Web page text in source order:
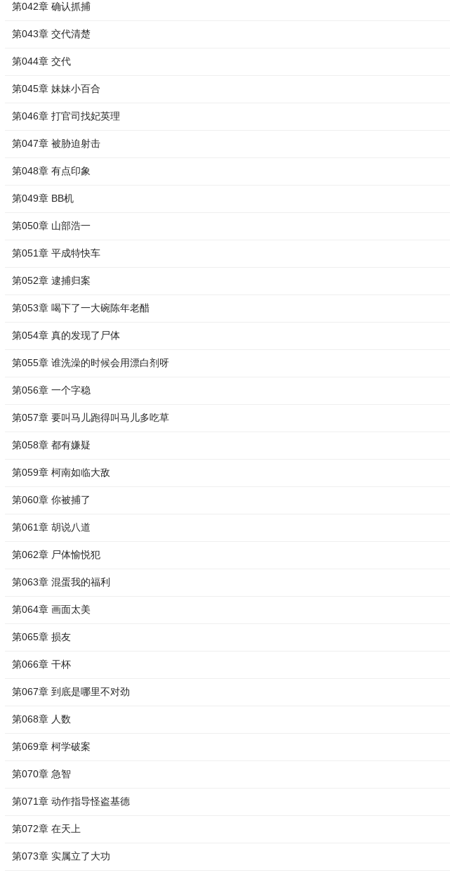
第042章 确认抓捕
第043章 交代清楚
第044章 交代
第045章 妹妹小百合
第046章 打官司找妃英理
第047章 被胁迫射击
第048章 有点印象
第049章 BB机
第050章 山部浩一
第051章 平成特快车
第052章 逮捕归案
第053章 喝下了一大碗陈年老醋
第054章 真的发现了尸体
第055章 谁洗澡的时候会用漂白剂呀
第056章 一个字稳
第057章 要叫马儿跑得叫马儿多吃草
第058章 都有嫌疑
第059章 柯南如临大敌
第060章 你被捕了
第061章 胡说八道
第062章 尸体愉悦犯
第063章 混蛋我的福利
第064章 画面太美
第065章 损友
第066章 干杯
第067章 到底是哪里不对劲
第068章 人数
第069章 柯学破案
第070章 急智
第071章 动作指导怪盗基德
第072章 在天上
第073章 实属立了大功